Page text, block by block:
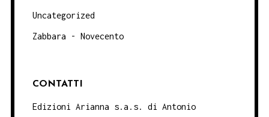
Uncategorized
Zabbara - Novecento
CONTATTI
Edizioni Arianna s.a.s. di Antonio